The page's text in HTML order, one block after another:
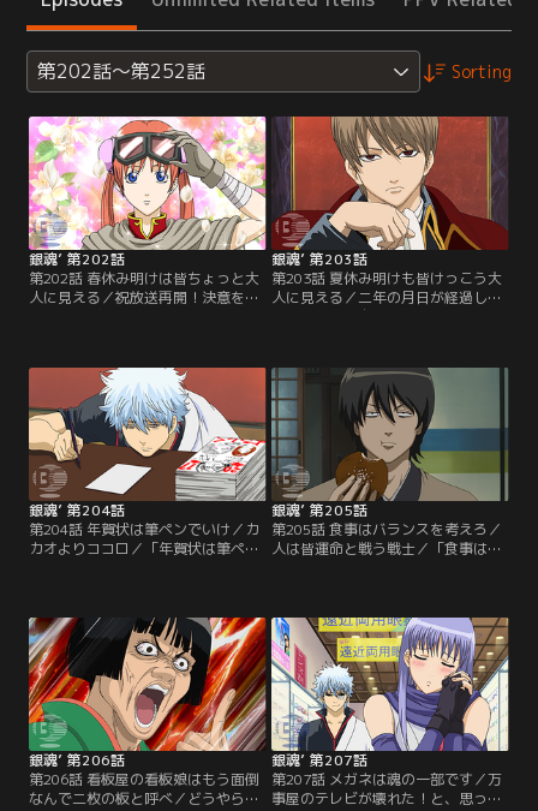
第202話～第252話 Sorting
銀魂’ 第202話
第202話 春休み明けは皆ちょっと大
人に見える／祝放送再開！決意を新
るで別人に変貌した銀時と神楽だっ
た。己の知らぬ間にここでは二年の
月日が経っていると知り新八は困惑
する。【提供：バンダイチャンネ
ル】
銀魂’ 第203話
第203話 夏休み明けも皆けっこう大
人に見える／二年の月日が経過した
世界。新八は自分以外何もかもが変
残されていた人物が…真選組の土方
もその一人だ。新八と土方は現状
を、ツッコミというポジションを忘
れてこの世界をボケの飽和状態にし
た自分たちへの罰だとうなだれる。
【提供：バンダイチャンネル】
銀魂’ 第204話
第204話 年賀状は筆ペンでいけ／カ
カオよりココロ／「年賀状は筆ペン
でいた。近況報告も兼ねた年賀状の
中には馴染みの顔からも…。しかし
差出人たちは年賀状でやりたい放
題！「カカオよりココロ」バレンタ
インなんて茶番はやめるべきだ！！
と訴える万事屋の男子二名。【提
供：バンダイチャンネル】
銀魂’ 第205話
第205話 食事はバランスを考えろ／
人は皆運命と戦う戦士／「食事はバ
すか？」と娘から問いかけられる山
崎。その娘は山崎の張り込み対象の
居酒屋女主人・楢崎幸だった。「人
は皆運命と戦う戦士」断られると思
いつつも妙を野球観戦に誘う近藤。
【提供：バンダイチャンネル】
銀魂’ 第206話
第206話 看板屋の看板娘はもう面倒
なんで二枚の板と呼べ／どうやらキ
銀魂’ 第207話
第207話 メガネは魂の一部です／万
事屋のテレビが壊れた！と、思った